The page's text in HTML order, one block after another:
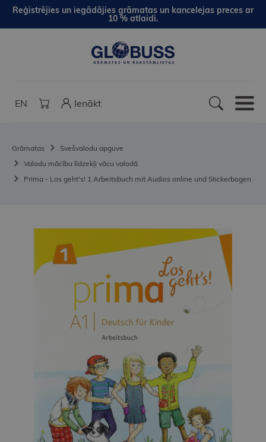
Reģistrējies un iegādājies grāmatas un kancelejas preces ar
10 % atlaidi.
EN Ienākt
Grāmatas
Svešvalodu apguve
Valodu mācību līdzekļi vācu valodā
Prima - Los geht's! 1 Arbeitsbuch mit Audios online und Stickerbogen